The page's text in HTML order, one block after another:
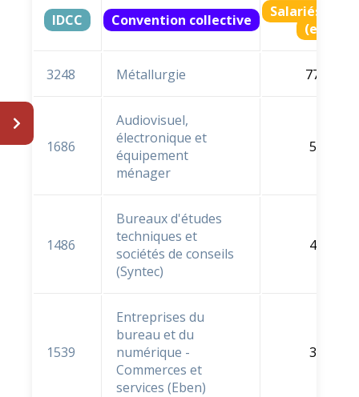
IDCC Convention collective
Salariés
(en %
3248 Métallurgie 77,5 %
1686
Audiovisuel,
électronique et
équipement
ménager
5,2 %
1486
Bureaux d'études
techniques et
sociétés de conseils
(Syntec)
4,2 %
1539
Entreprises du
bureau et du
numérique -
Commerces et
services (Eben)
3,8 %